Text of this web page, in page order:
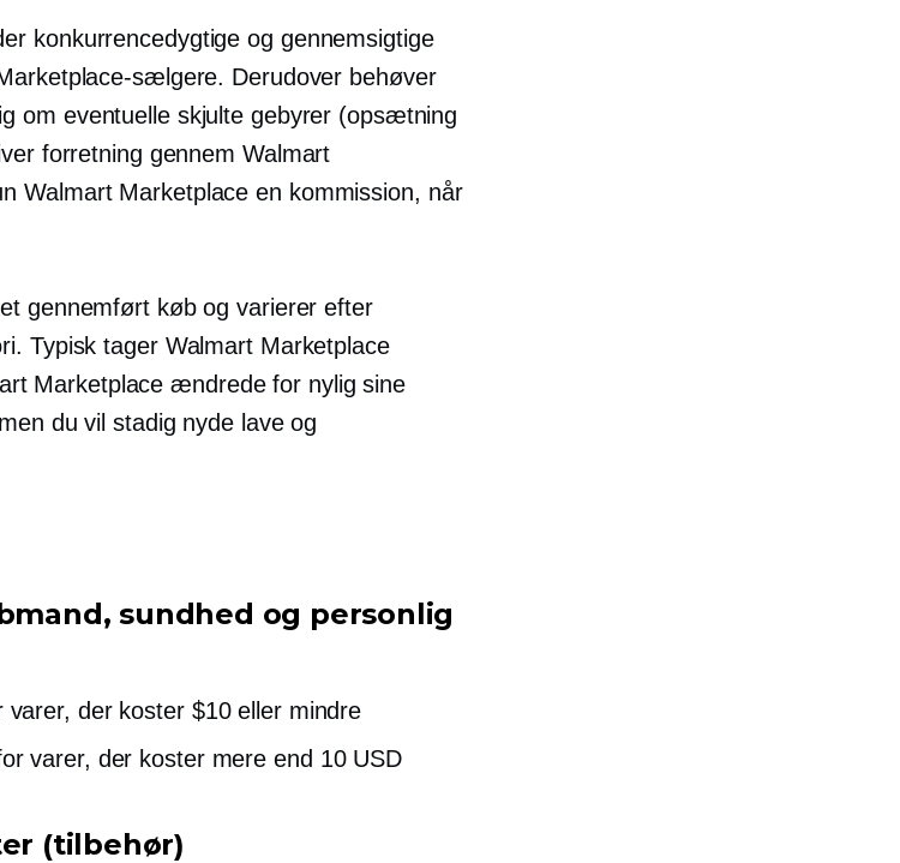
konkurrencedygtige og gennemsigtige
sælgere. Derudover behøver
om eventuelle skjulte gebyrer (opsætning
forretning gennem Walmart
Walmart Marketplace en kommission, når
gennemført køb og varierer efter
Typisk tager Walmart Marketplace
Marketplace ændrede for nylig sine
du vil stadig nyde lave og
sundhed og personlig
varer, der koster $10 eller mindre
varer, der koster mere end 10 USD
(tilbehør)